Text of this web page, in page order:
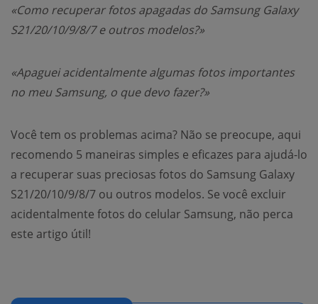
«Como recuperar fotos apagadas do Samsung Galaxy
S21/20/10/9/8/7 e outros modelos?»
«Apaguei acidentalmente algumas fotos importantes
no meu Samsung, o que devo fazer?»
Você tem os problemas acima? Não se preocupe, aqui
recomendo 5 maneiras simples e eficazes para ajudá-lo
a recuperar suas preciosas fotos do Samsung Galaxy
S21/20/10/9/8/7 ou outros modelos. Se você excluir
acidentalmente fotos do celular Samsung, não perca
este artigo útil!